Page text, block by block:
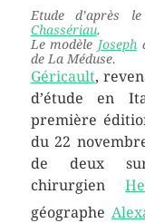
Etude d’après
Chassériau.
Le modèle Joseph
de La Méduse.
Géricault,
d’étude en
première
du22
de deux
chirurgien
géographe